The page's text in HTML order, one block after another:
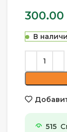
300.00
В
515